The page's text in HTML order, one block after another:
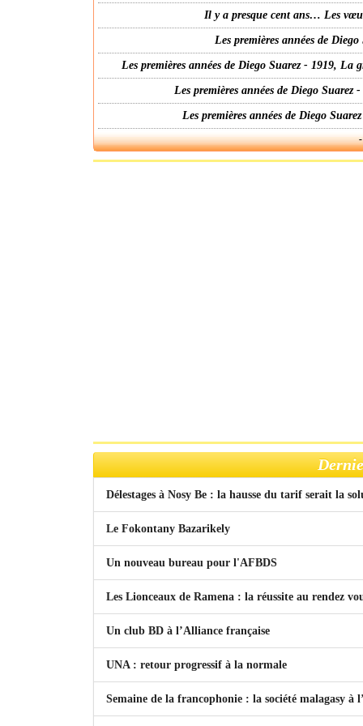
Il y a presque cent ans… Les
Les premières années de
Les premières années de Diego Suarez - 1919,
Les premières années de Diego
Les premières années de Diego
Délestages à Nosy Be : la hausse du tarif serait la
Le Fokontany Bazarikely
Un nouveau bureau pour l'AFBDS
Les Lionceaux de Ramena : la réussite au rendez
Un club BD à l’Alliance française
UNA : retour progressif à la normale
Semaine de la francophonie : la société malagasy à